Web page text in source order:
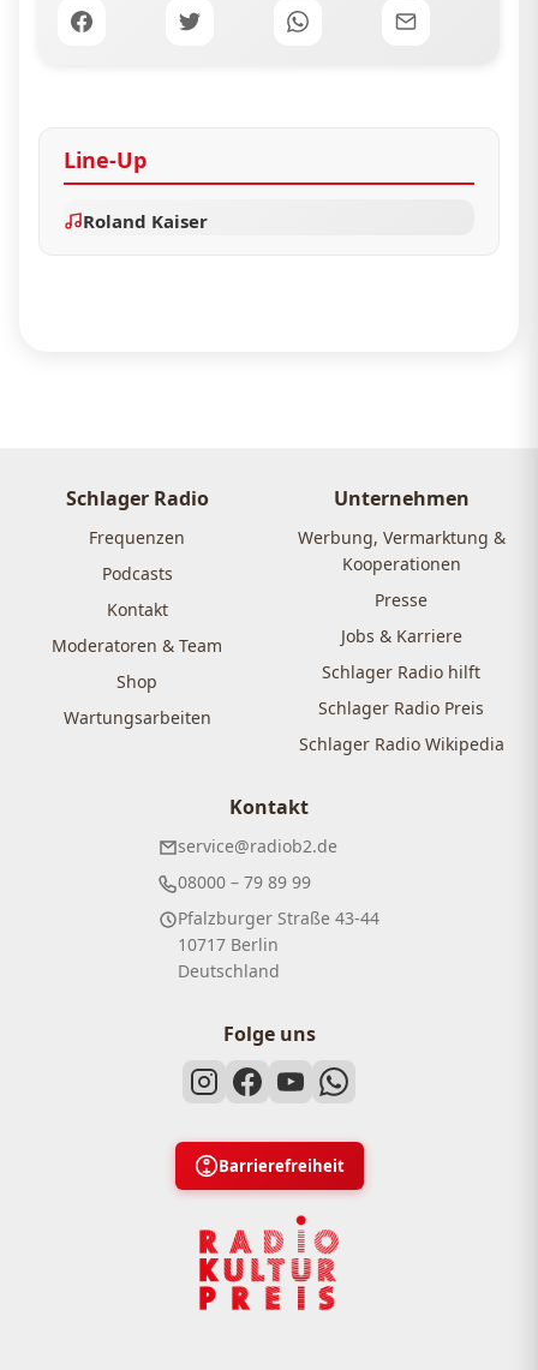
Line-Up
Roland Kaiser
Schlager Radio
Frequenzen
Podcasts
Kontakt
Moderatoren & Team
Shop
Wartungsarbeiten
Unternehmen
Werbung, Vermarktung &
Kooperationen
Presse
Jobs & Karriere
Schlager Radio hilft
Schlager Radio Preis
Schlager Radio Wikipedia
Kontakt
service@radiob2.de
08000 – 79 89 99
Pfalzburger Straße 43-44
10717 Berlin
Deutschland
Folge uns
Barrierefreiheit